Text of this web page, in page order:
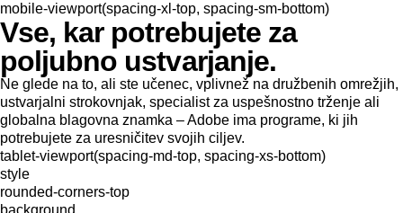
mobile-viewport(spacing-xl-top, spacing-sm-bottom)
Vse, kar potrebujete za
poljubno ustvarjanje.
Ne glede na to, ali ste učenec, vplivnež na družbenih omrežjih,
ustvarjalni strokovnjak, specialist za uspešnostno trženje ali
globalna blagovna znamka – Adobe ima programe, ki jih
potrebujete za uresničitev svojih ciljev.
tablet-viewport(spacing-md-top, spacing-xs-bottom)
style
rounded-corners-top